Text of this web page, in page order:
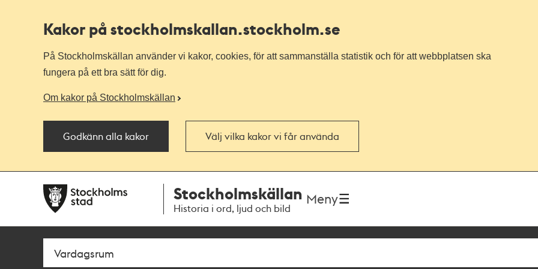
Kakor på stockholmskallan.stockholm.se
På Stockholmskällan använder vi kakor, cookies, för att sammanställa statistik och för att webbplatsen ska
fungera på ett bra sätt för dig.
Om kakor på Stockholmskällan
Godkänn alla kakor Välj vilka kakor vi får använda
navigationen
huvudinnehållet
Stockholmskällan
Historia i ord, ljud och bild
Meny
Sök